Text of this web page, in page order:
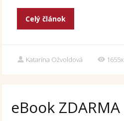
Celý článok
Katarína Ožvoldová 1655x
eBook ZDARMA